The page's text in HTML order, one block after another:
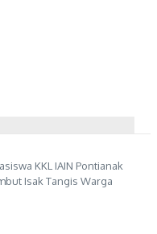
KKL IAIN Pontianak
Isak Tangis Warga